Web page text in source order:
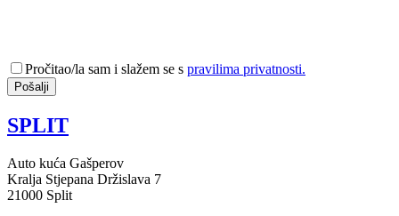
Pročitao/la sam i slažem se s pravilima privatnosti.
SPLIT
Auto kuća Gašperov
Kralja Stjepana Držislava 7
21000 Split